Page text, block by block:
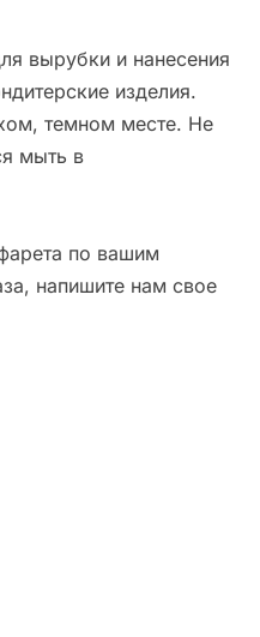
вырубки и нанесения
изделия.
темном месте. Не
мыть в
по вашим
напишите нам свое